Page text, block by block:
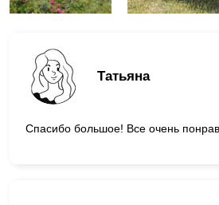
Татьяна
Спасибо большое! Все очень